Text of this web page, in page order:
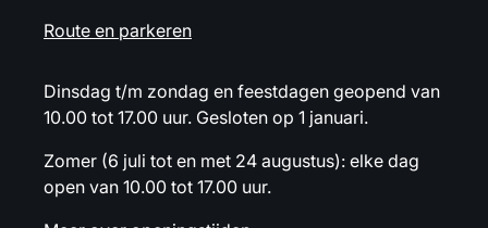
Route en parkeren
Dinsdag t/m zondag en feestdagen geopend van
10.00 tot 17.00 uur. Gesloten op 1 januari.
Zomer (6 juli tot en met 24 augustus): elke dag
open van 10.00 tot 17.00 uur.